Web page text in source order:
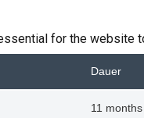
for the website
Dauer
11 months